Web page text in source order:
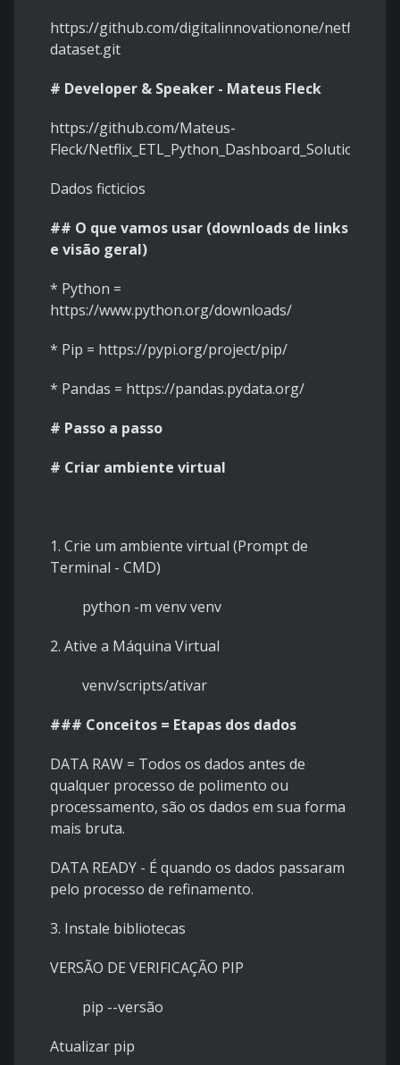
https://github.com/digitalinnovationone/netflix-
dataset.git
# Developer & Speaker - Mateus Fleck
https://github.com/Mateus-
Fleck/
Dados ficticios
## O que vamos usar (downloads de links
e visão geral)
* Python =
https://www.python.org/downloads/
* Pip = https://pypi.org/project/pip/
* Pandas = https://pandas.pydata.org/
# Passo a passo
# Criar ambiente virtual
1. Crie um ambiente virtual (Prompt de
Terminal - CMD)
python -m venv venv
2. Ative a Máquina Virtual
venv/scripts/ativar
### Conceitos = Etapas dos dados
DATA RAW = Todos os dados antes de
qualquer processo de polimento ou
processamento, são os dados em sua forma
mais bruta.
DATA READY - É quando os dados passaram
pelo processo de refinamento.
3. Instale bibliotecas
VERSÃO DE VERIFICAÇÃO PIP
pip --versão
Atualizar pip